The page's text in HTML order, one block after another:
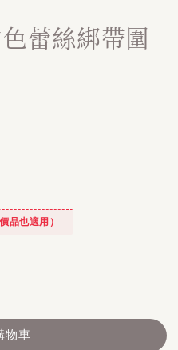
蕾絲綁帶圍
也適用）
物車